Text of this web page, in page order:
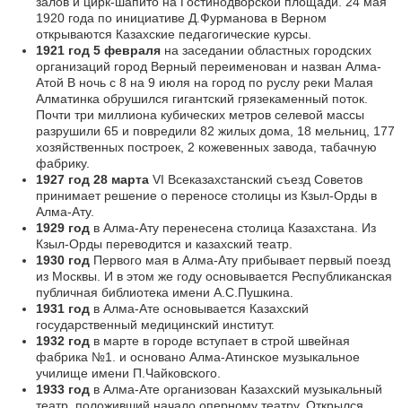
1920 года по инициативе Д.Фурманова в Верном
открываются Казахские педагогические курсы.
1921 год 5 февраля на заседании областных городских
организаций город Верный переименован и назван Алма-
Атой В ночь с 8 на 9 июля на город по руслу реки Малая
Алматинка обрушился гигантский грязекаменный поток.
Почти три миллиона кубических метров селевой массы
разрушили 65 и повредили 82 жилых дома, 18 мельниц, 177
хозяйственных построек, 2 кожевенных завода, табачную
фабрику.
1927 год 28 марта VI Всеказахстанский съезд Советов
принимает решение о переносе столицы из Кзыл-Орды в
Алма-Ату.
1929 год в Алма-Ату перенесена столица Казахстана. Из
Кзыл-Орды переводится и казахский театр.
1930 год Первого мая в Алма-Ату прибывает первый поезд
из Москвы. И в этом же году основывается Республиканская
публичная библиотека имени А.С.Пушкина.
1931 год в Алма-Ате основывается Казахский
государственный медицинский институт.
1932 год в марте в городе вступает в строй швейная
фабрика №1. и основано Алма-Атинское музыкальное
училище имени П.Чайковского.
1933 год в Алма-Ате организован Казахский музыкальный
театр, положивший начало оперному театру. Открылся